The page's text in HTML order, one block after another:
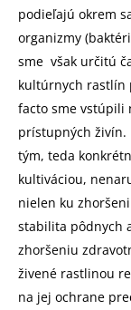
podieľajú okrem
organizmy
sme však určitú
kultúrnych rastlín
facto sme vstúpili
prístupných živín.
tým, teda
kultiváciou,
nielen ku
stabilita pôdnych
zhoršeniu
živené rastlinou
na jej ochrane